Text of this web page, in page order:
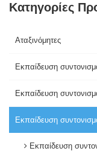
Κατηγορίες
Αταξινόμητες
Εκπαίδευση
Εκπαίδευση
Εκπαίδευση
Εκπαίδευση